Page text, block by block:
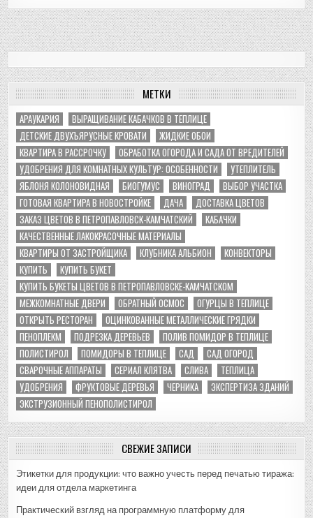
МЕТКИ
АРАУКАРИЯ
ВЫРАЩИВАНИЕ КАБАЧКОВ В ТЕПЛИЦЕ
ДЕТСКИЕ ДВУХЪЯРУСНЫЕ КРОВАТИ
ЖИДКИЕ ОБОИ
КВАРТИРА В РАССРОЧКУ
ОБРАБОТКА ОГОРОДА И САДА ОТ ВРЕДИТЕЛЕЙ
УДОБРЕНИЯ ДЛЯ КОМНАТНЫХ КУЛЬТУР: ОСОБЕННОСТИ
УТЕПЛИТЕЛЬ
ЯБЛОНЯ КОЛОНОВИДНАЯ
БИОГУМУС ВИНОГРАД
ВЫБОР УЧАСТКА
ГОТОВАЯ КВАРТИРА В НОВОСТРОЙКЕ
ДАЧА
ДОСТАВКА ЦВЕТОВ
ЗАКАЗ ЦВЕТОВ В ПЕТРОПАВЛОВСК-КАМЧАТСКИЙ
КАБАЧКИ
КАЧЕСТВЕННЫЕ ЛАКОКРАСОЧНЫЕ МАТЕРИАЛЫ
КВАРТИРЫ ОТ ЗАСТРОЙЩИКА
КЛУБНИКА АЛЬБИОН
КОНВЕКТОРЫ
КУПИТЬ
КУПИТЬ БУКЕТ
КУПИТЬ БУКЕТЫ ЦВЕТОВ В ПЕТРОПАВЛОВСКЕ-КАМЧАТСКОМ
МЕЖКОМНАТНЫЕ ДВЕРИ
ОБРАТНЫЙ ОСМОС
ОГУРЦЫ В ТЕПЛИЦЕ
ОТКРЫТЬ РЕСТОРАН
ОЦИНКОВАННЫЕ МЕТАЛЛИЧЕСКИЕ ГРЯДКИ
ПЕНОПЛЕКМ
ПОДРЕЗКА ДЕРЕВЬЕВ
ПОЛИВ ПОМИДОР В ТЕПЛИЦЕ
ПОЛИСТИРОЛ
ПОМИДОРЫ В ТЕПЛИЦЕ САД
САД ОГОРОД
СВАРОЧНЫЕ АППАРАТЫ
СЕРИАЛ КЛЯТВА СЛИВА
ТЕПЛИЦА
УДОБРЕНИЯ
ФРУКТОВЫЕ ДЕРЕВЬЯ ЧЕРНИКА
ЭКСПЕРТИЗА ЗДАНИЙ
ЭКСТРУЗИОННЫЙ ПЕНОПОЛИСТИРОЛ
СВЕЖИЕ ЗАПИСИ
Этикетки для продукции: что важно учесть перед печатью тиража:
идеи для отдела маркетинга
Практический взгляд на программную платформу для